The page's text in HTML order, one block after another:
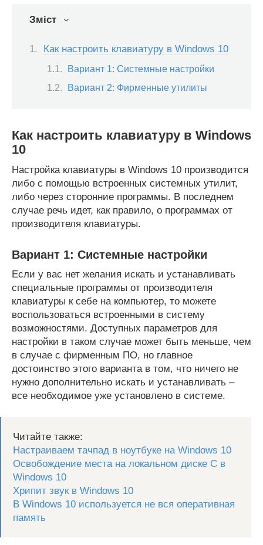
Зміст
Как настроить клавиатуру в Windows 10
Вариант 1: Системные настройки
Вариант 2: Фирменные утилиты
Как настроить клавиатуру в Windows
10
Настройка клавиатуры в Windows 10 производится
либо с помощью встроенных системных утилит,
либо через сторонние программы. В последнем
случае речь идет, как правило, о программах от
производителя клавиатуры.
Вариант 1: Системные настройки
Если у вас нет желания искать и устанавливать
специальные программы от производителя
клавиатуры к себе на компьютер, то можете
воспользоваться встроенными в систему
возможностями. Доступных параметров для
настройки в таком случае может быть меньше, чем
в случае с фирменным ПО, но главное
достоинство этого варианта в том, что ничего не
нужно дополнительно искать и устанавливать –
все необходимое уже установлено в системе.
Читайте также:
Настраиваем тачпад в ноутбуке на Windows 10
Освобождение места на локальном диске C в
Windows 10
Хрипит звук в Windows 10
В Windows 10 используется не вся оперативная
память